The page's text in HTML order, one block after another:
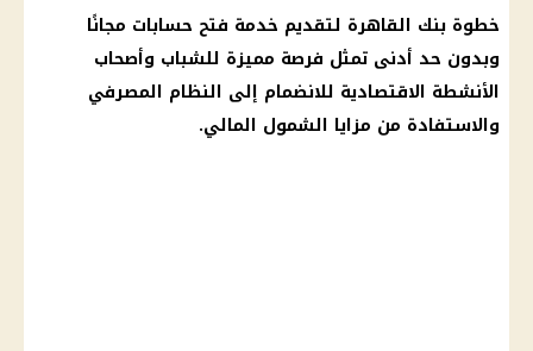
خطوة بنك القاهرة لتقديم خدمة فتح حسابات مجانًا
وبدون حد أدنى تمثل فرصة مميزة للشباب وأصحاب
الأنشطة الاقتصادية للانضمام إلى النظام المصرفي
والاستفادة من مزايا الشمول المالي.